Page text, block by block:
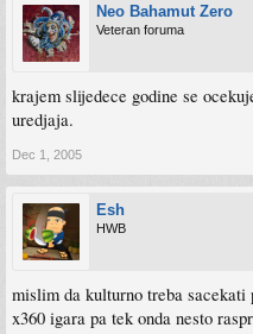
Neo Bahamut Zero
Veteran foruma
krajem slijedece godine se
uredjaja.
Dec 1, 2005
Esh
HWB
mislim da kulturno treba
x360 igara pa tek onda nesto